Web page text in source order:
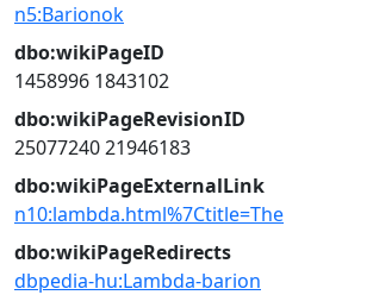
n5:Barionok
dbo:wikiPageID
1458996 1843102
dbo:wikiPageRevisionID
2507724021946183
dbo:wikiPageExternalLink
n10:lambda.html%7Ctitle=The
dbo:wikiPageRedirects
dbpedia-hu:Lambda-barion